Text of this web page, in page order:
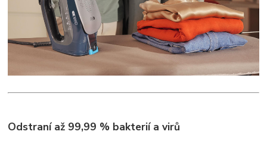
Odstraní až 99,99 % bakterií a virů